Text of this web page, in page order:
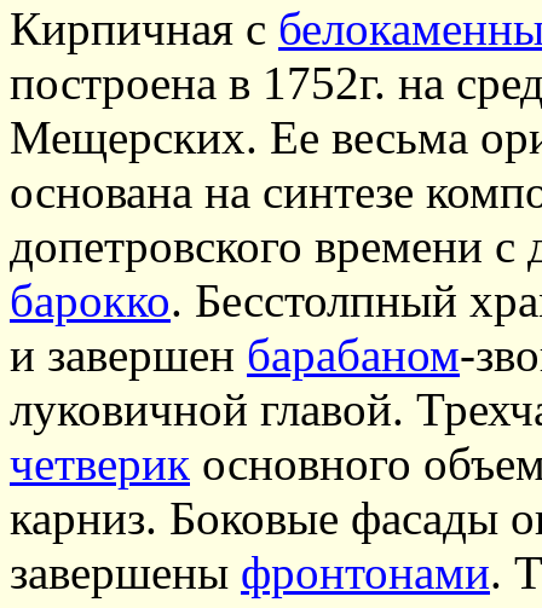
Кирпичная с
построена в 1752г. на
Мещерских. Ее весьма
основана на синтезе
допетровского времени
барокко. Бесстолпный
и завершен барабаном-
луковичной главой.
четверик основного
карниз. Боковые фасады
завершены фронтонами.